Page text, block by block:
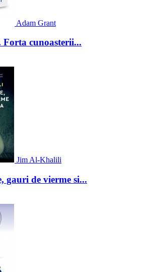
Adam Grant
Forta cunoasterii...
Jim Al-Khalili
gauri de vierme si...